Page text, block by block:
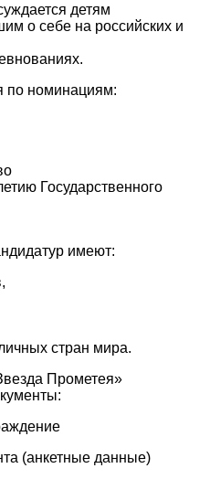
детям
о себе на российских и
по номинациям:
Государственного
имеют:
стран мира.
Прометея»
(анкетные данные)